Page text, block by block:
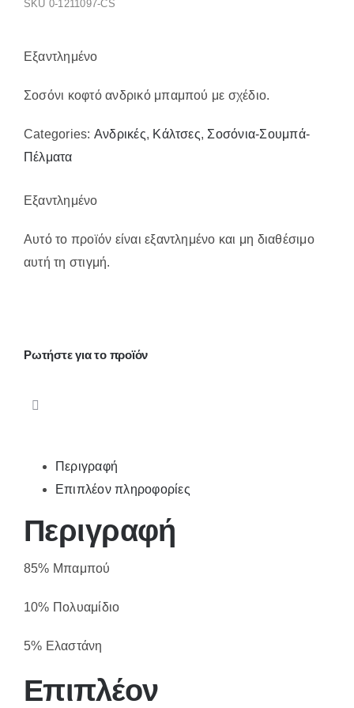
Παπούτσια/Παντόφλες
Επικοινωνία
SKU 0-1211097-CS
Εξαντλημένο
Σοσόνι κοφτό ανδρικό μπαμπού με σχέδιο.
Categories: Ανδρικές, Κάλτσες, Σοσόνια-Σουμπά-
Πέλματα
Εξαντλημένο
Αυτό το προϊόν είναι εξαντλημένο και μη διαθέσιμο
αυτή τη στιγμή.
Ρωτήστε για το προϊόν
Περιγραφή
Επιπλέον πληροφορίες
Περιγραφή
85% Μπαμπού
10% Πολυαμίδιο
5% Ελαστάνη
Επιπλέον